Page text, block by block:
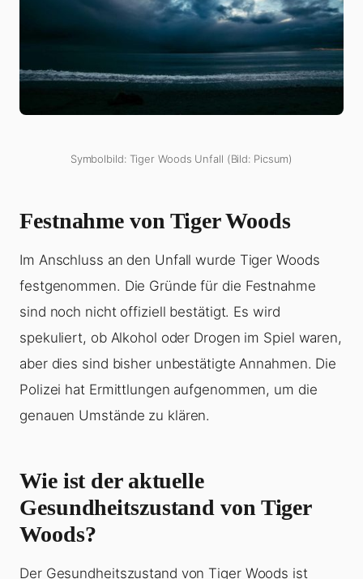
Symbolbild: Tiger Woods Unfall (Bild: Picsum)
Festnahme von Tiger Woods
Im Anschluss an den Unfall wurde Tiger Woods
festgenommen. Die Gründe für die Festnahme
sind noch nicht offiziell bestätigt. Es wird
spekuliert, ob Alkohol oder Drogen im Spiel waren,
aber dies sind bisher unbestätigte Annahmen. Die
Polizei hat Ermittlungen aufgenommen, um die
genauen Umstände zu klären.
Wie ist der aktuelle
Gesundheitszustand von Tiger
Woods?
Der Gesundheitszustand von Tiger Woods ist